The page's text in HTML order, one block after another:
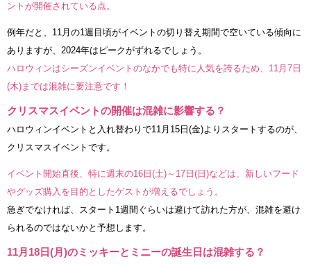
ントが開催されている点。
例年だと、11月の1週目頃がイベントの切り替え期間で空いている傾向に
ありますが、2024年はピークがずれるでしょう。
ハロウィンはシーズンイベントのなかでも特に人気を誇るため、11月7日
(木)までは混雑に要注意です！
クリスマスイベントの開催は混雑に影響する？
ハロウィンイベントと入れ替わりで11月15日(金)よりスタートするのが、
クリスマスイベントです。
イベント開始直後、特に週末の16日(土)～17日(日)などは、新しいフード
やグッズ購入を目的としたゲストが増えるでしょう。
急ぎでなければ、スタート1週間ぐらいは避けて訪れた方が、混雑を避け
られるのではないかと予想します。
11月18日(月)のミッキーとミニーの誕生日は混雑する？